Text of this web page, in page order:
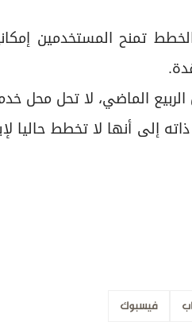
تمنح المستخدمين
إلى أنها لا تخطط حاليا
فيسبوك